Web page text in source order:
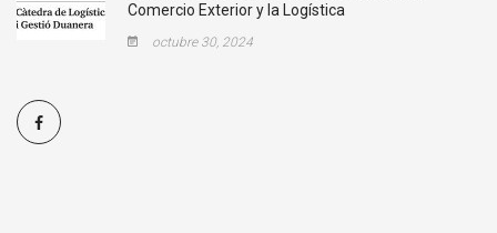
Comercio Exterior y la Logística
octubre 30, 2024